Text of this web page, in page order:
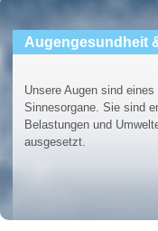
Augengesundheit
Unsere Augen sind
Sinnesorgane. Sie sind
Belastungen und
ausgesetzt.